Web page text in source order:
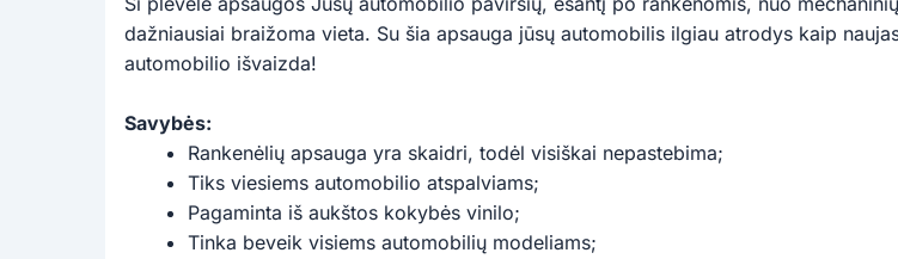
dažniausiai braižoma vieta. Su šia apsauga jūsų automobilis ilgiau atrodys kaip
automobilio išvaizda!
Savybės:
Rankenėlių apsauga yra skaidri, todėl visiškai nepastebima;
Tiks viesiems automobilio atspalviams;
Pagaminta iš aukštos kokybės vinilo;
Tinka beveik visiems automobilių modeliams;